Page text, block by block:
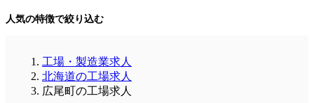
人気の特徴で絞り込む
工場・製造業求人
北海道の工場求人
広尾町の工場求人